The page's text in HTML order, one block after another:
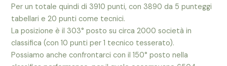
Per un totale quindi di 3910 punti, con 3890 da 5 punteggi
tabellari e 20 punti come tecnici.
La posizione è il 303° posto su circa 2000 società in
classifica (con 10 punti per 1 tecnico tesserato).
Possiamo anche confrontarci con il 150° posto nella